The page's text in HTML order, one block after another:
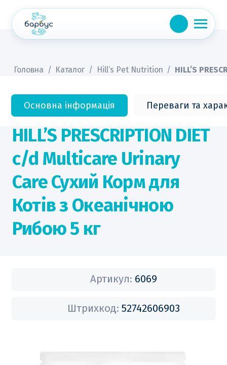
content
Головна / Каталог / Hill’s Pet Nutrition / HILL’S
Основна інформація Переваги та
HILL’S PRESCRIPTION DIET
c/d Multicare Urinary
Care Сухий Корм для
Котів з Океанічною
Рибою 5 кг
Артикул: 6069
Штрихкод:52742606903